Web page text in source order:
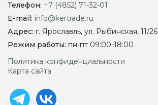
Телефон: +7 (4852) 71-32-01
E-mail: info@kertrade.ru
Адрес: г. Ярославль, ул. Рыбинская, 11/26
Режим работы: пн-пт 09:00-18:00
Политика конфиденциальности
Карта сайта